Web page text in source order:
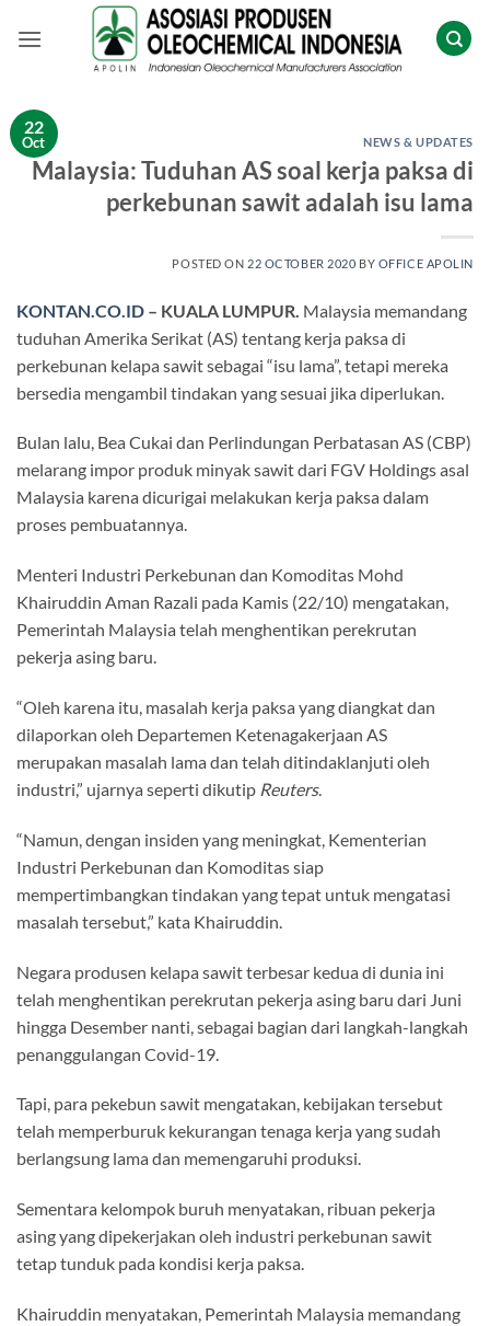
22
Oct NEWS & UPDATES
Malaysia: Tuduhan AS soal kerja paksa di
perkebunan sawit adalah isu lama
POSTED ON 22 OCTOBER 2020 BY OFFICE APOLIN
KONTAN.CO.ID – KUALA LUMPUR. Malaysia memandang
tuduhan Amerika Serikat (AS) tentang kerja paksa di
perkebunan kelapa sawit sebagai “isu lama”, tetapi mereka
bersedia mengambil tindakan yang sesuai jika diperlukan.
Bulan lalu, Bea Cukai dan Perlindungan Perbatasan AS (CBP)
melarang impor produk minyak sawit dari FGV Holdings asal
Malaysia karena dicurigai melakukan kerja paksa dalam
proses pembuatannya.
Menteri Industri Perkebunan dan Komoditas Mohd
Khairuddin Aman Razali pada Kamis (22/10) mengatakan,
Pemerintah Malaysia telah menghentikan perekrutan
pekerja asing baru.
“Oleh karena itu, masalah kerja paksa yang diangkat dan
dilaporkan oleh Departemen Ketenagakerjaan AS
merupakan masalah lama dan telah ditindaklanjuti oleh
industri,” ujarnya seperti dikutip Reuters.
“Namun, dengan insiden yang meningkat, Kementerian
Industri Perkebunan dan Komoditas siap
mempertimbangkan tindakan yang tepat untuk mengatasi
masalah tersebut,” kata Khairuddin.
Negara produsen kelapa sawit terbesar kedua di dunia ini
telah menghentikan perekrutan pekerja asing baru dari Juni
hingga Desember nanti, sebagai bagian dari langkah-langkah
penanggulangan Covid-19.
Tapi, para pekebun sawit mengatakan, kebijakan tersebut
telah memperburuk kekurangan tenaga kerja yang sudah
berlangsung lama dan memengaruhi produksi.
Sementara kelompok buruh menyatakan, ribuan pekerja
asing yang dipekerjakan oleh industri perkebunan sawit
tetap tunduk pada kondisi kerja paksa.
Khairuddin menyatakan, Pemerintah Malaysia memandang